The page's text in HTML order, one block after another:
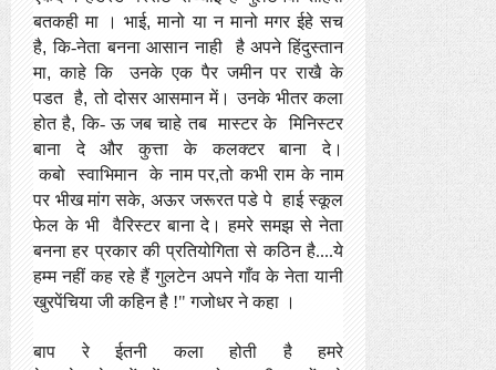
बतकही मा
। भाई,मानो या न मानो मगर ईहे सच
है,कि-नेता बनना आसान नाही है अपने हिंदुस्तान
मा,काहे कि उनके एक पैर जमीन पर राखै के
पडत
है,तो दोसर आसमान में। उनके भीतर कला
होत है,कि- ऊ जब चाहे तब मास्टर के
मिनिस्टर
बाना दे
और कुत्ता के कलक्टर बाना दे।
कबो
स्वाभिमान के नाम पर,तो कभी राम के नाम
पर भीख मांग सके, अऊर जरूरत पडे पे हाई स्कूल
फेल के भी
वैरिस्टर बाना दे। हमरे समझ से नेता
बनना हर प्रकार की प्रतियोगिता से कठिन है....ये
हम्म नहीं कह रहे हैं गुलटेन अपने गाँव के नेता यानी
खुरपेंचिया जी कहिन है !" गजोधर ने कहा ।
बाप रे ईतनी कला होती
है हमरे